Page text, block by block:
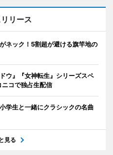
リース
ネック！5割超が避ける旗竿地の
ウ』『女神転生』シリーズスペ
コで独占生配信
学生と一緒にクラシックの名曲
見る